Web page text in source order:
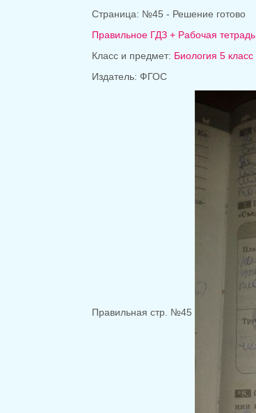
Страница: №45 - Решение готово
Правильное ГДЗ + Рабочая тетрадь
Класс и предмет: Биология 5 класс
Издатель: ФГОС
Правильная стр. №45